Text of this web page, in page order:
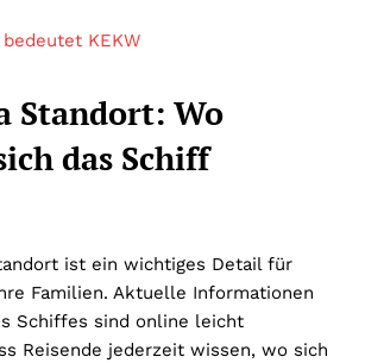
bedeutet KEKW
Standort: Wo
das Schiff
ist ein wichtiges Detail für
Familien. Aktuelle Informationen
Schiffes sind online leicht
Reisende jederzeit wissen, wo sich